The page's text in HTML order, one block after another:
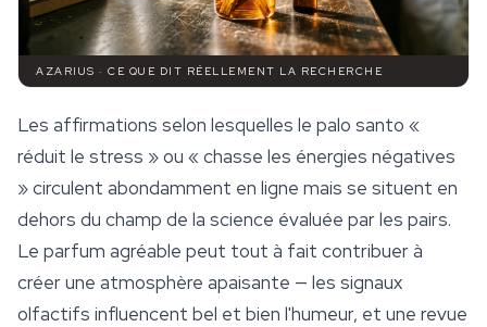
AZARIUS · CE QUE DIT RÉELLEMENT LA RECHERCHE
Les affirmations selon lesquelles le palo santo «
réduit le stress » ou « chasse les énergies négatives
» circulent abondamment en ligne mais se situent en
dehors du champ de la science évaluée par les pairs.
Le parfum agréable peut tout à fait contribuer à
créer une atmosphère apaisante — les signaux
olfactifs influencent bel et bien l'humeur, et une revue